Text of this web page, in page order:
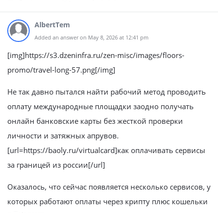
AlbertTem
Added an answer on May 8, 2026 at 12:41 pm
[img]https://s3.dzeninfra.ru/zen-misc/images/floors-
promo/travel-long-57.png[/img]
Не так давно пытался найти рабочий метод проводить
оплату международные площадки заодно получать
онлайн банковские карты без жесткой проверки
личности и затяжных апрувов.
[url=https://baoly.ru/virtualcard]как оплачивать сервисы
за границей из россии[/url]
Оказалось, что сейчас появляется несколько сервисов, у
которых работают оплаты через крипту плюс кошельки